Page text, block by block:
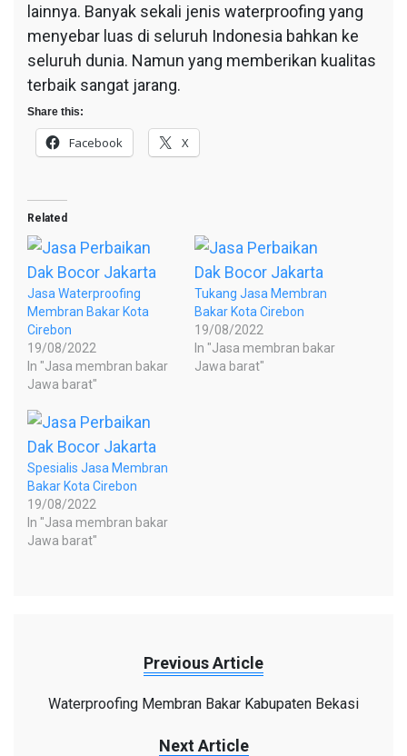
lainnya. Banyak sekali jenis waterproofing yang
menyebar luas di seluruh Indonesia bahkan ke
seluruh dunia. Namun yang memberikan kualitas
terbaik sangat jarang.
Share this:
Facebook X
Related
Jasa Waterproofing
Membran Bakar Kota
Cirebon
19/08/2022
In "Jasa membran bakar
Jawa barat"
Tukang Jasa Membran
Bakar Kota Cirebon
19/08/2022
In "Jasa membran bakar
Jawa barat"
Spesialis Jasa Membran
Bakar Kota Cirebon
19/08/2022
In "Jasa membran bakar
Jawa barat"
Previous Article
Waterproofing Membran Bakar Kabupaten Bekasi
Next Article